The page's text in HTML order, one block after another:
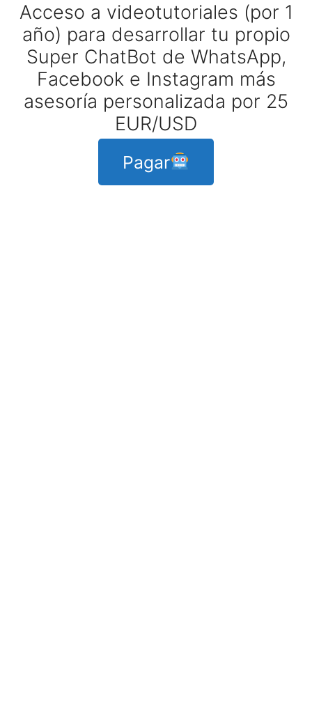
Acceso a videotutoriales (por 1
año) para desarrollar tu propio
Super ChatBot de WhatsApp,
Facebook e Instagram más
asesoría personalizada por 25
EUR/USD
Pagar